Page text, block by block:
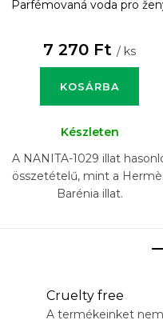
Parfémovaná voda pro
7 270 Ft / ks
KOSÁRBA
Készleten
A NANITA-1029 illat
összetételű, mint a
Barénia illat.
Cruelty free
A termékeinket